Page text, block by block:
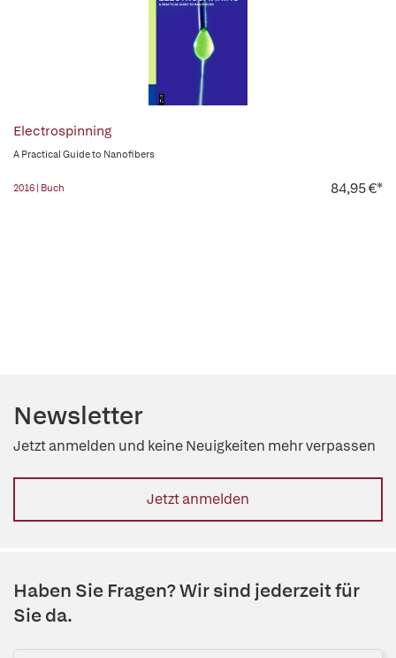
Electrospinning
A Practical Guide to Nanofibers
2016 | Buch 84,95 €*
Newsletter
Jetzt anmelden und keine Neuigkeiten mehr verpassen
Jetzt anmelden
Haben Sie Fragen? Wir sind jederzeit für
Sie da.